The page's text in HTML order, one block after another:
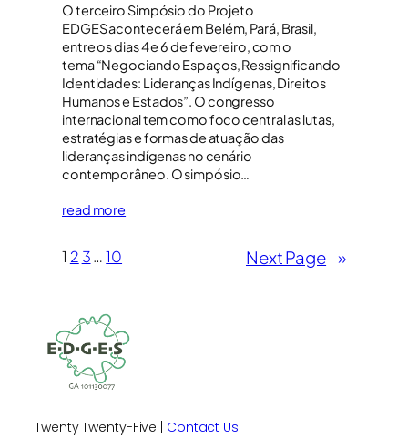
O terceiro Simpósio do Projeto
EDGES acontecerá em Belém, Pará, Brasil,
entre os dias 4 e 6 de fevereiro, com o
tema “Negociando Espaços, Ressignificando
Identidades: Lideranças Indígenas, Direitos
Humanos e Estados”. O congresso
internacional tem como foco central as lutas,
estratégias e formas de atuação das
lideranças indígenas no cenário
contemporâneo. O simpósio…
read more
1 2 3… 10 Next Page »
Twenty Twenty-Five | Contact Us